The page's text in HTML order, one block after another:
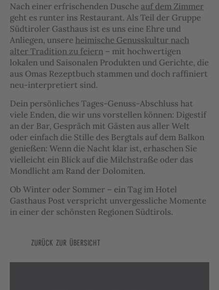
Nach einer erfrischenden Dusche auf dem Zimmer
geht es runter ins Restaurant. Als Teil der Gruppe
Südtiroler Gasthaus ist es uns eine Ehre und
Anliegen, unsere heimische Genusskultur nach
alter Tradition zu feiern – mit hochwertigen
lokalen und Saisonalen Produkten und Gerichte, die
aus Omas Rezeptbuch stammen und doch raffiniert
neu-interpretiert sind.
Dein persönliches Tages-Genuss-Abschluss hat
viele Enden, die wir uns vorstellen können: Digestif
an der Bar, Gespräch mit Gästen aus aller Welt
oder einfach die Stille des Bergtals auf dem Balkon
genießen: Wenn die Nacht klar ist, erhaschen Sie
vielleicht ein Blick auf die Milchstraße oder das
Mondlicht am Rand der Dolomiten.
Ob Winter oder Sommer – ein Tag im Hotel
Gasthaus Post verspricht unvergessliche Momente
in einer der schönsten Regionen Südtirols.
Zurück zur Übersicht